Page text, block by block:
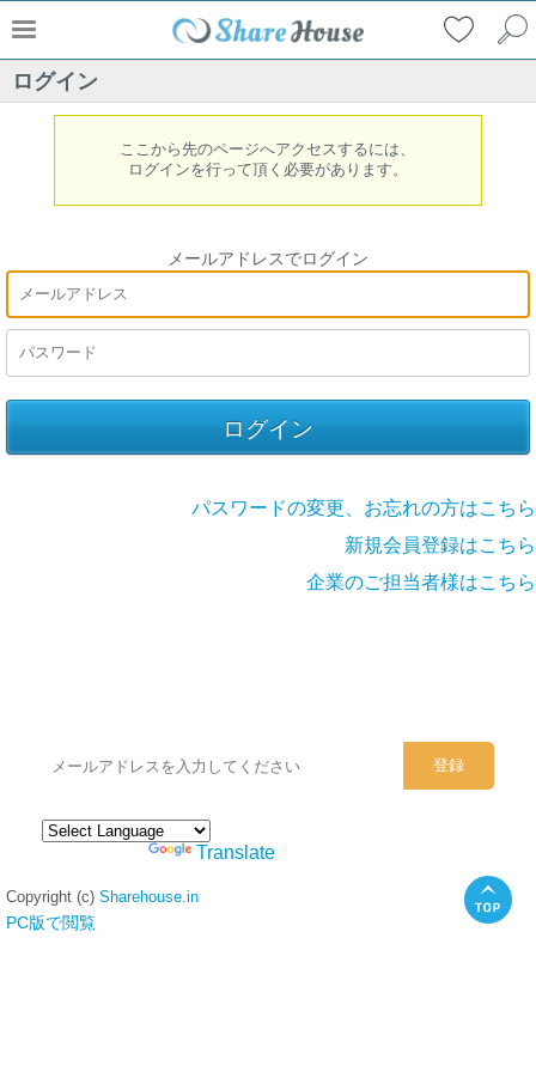
ログイン
ここから先のページへアクセスするには、
ログインを行って頂く必要があります。
メールアドレスでログイン
パスワードの変更、お忘れの方はこちら
新規会員登録はこちら
企業のご担当者様はこちら
Translate
Copyright (c) Sharehouse.in
PC版で閲覧